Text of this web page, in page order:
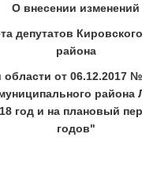
Отвечаем!
О внесении изменений
депутатов
района
области от 06.12.2017
района
год и на плановый
годов"